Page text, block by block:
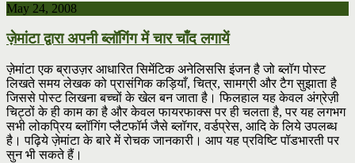
May 24, 2008
ज़ेमांटा द्वारा अपनी ब्लॉगिंग में चार चाँद लगायें
ज़ेमांटा एक ब्राउज़र आधारित सिमेंटिक अनेलिससि इंजन है जो ब्लॉग पोस्ट
लिखते समय लेखक को प्रासंगिक कड़ियाँ, चित्र, सामग्री और टैग सुझाता है
जिससे पोस्ट लिखना बच्चों के खेल बन जाता है। फिलहाल यह केवल अंग्रेज़ी
चिट्ठों के ही काम का है और केवल फायरफाक्स पर ही चलता है, पर यह लगभग
सभी लोकप्रिय ब्लॉगिंग प्लैटफॉर्म जैसे ब्लॉगर, वर्डप्रेस, आदि के लिये उपलब्ध
है। पढ़िये ज़ेमांटा के बारे में रोचक जानकारी। आप यह प्रविष्टि पॉडभारती पर
सुन भी सकते हैं।